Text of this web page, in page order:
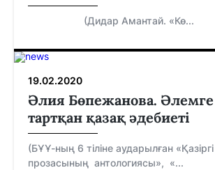
(Дидар Амантай. «Кө...
19.02.2020
Әлия Бөпежанова.
тартқан қазақ әдебиеті
(БҰҰ-ның 6 тіліне аударылған
прозасының антологиясы», «...